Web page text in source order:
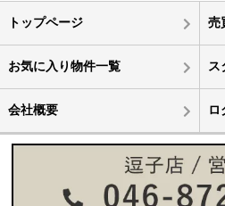
トップページ 売
お気に入り物件一覧 ス
会社概要 ロ